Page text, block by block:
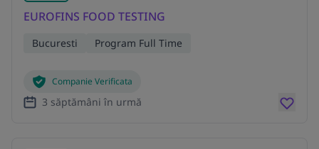
EUROFINS FOOD TESTING
Bucuresti Program Full Time
Companie Verificata
3 săptămâni în urmă